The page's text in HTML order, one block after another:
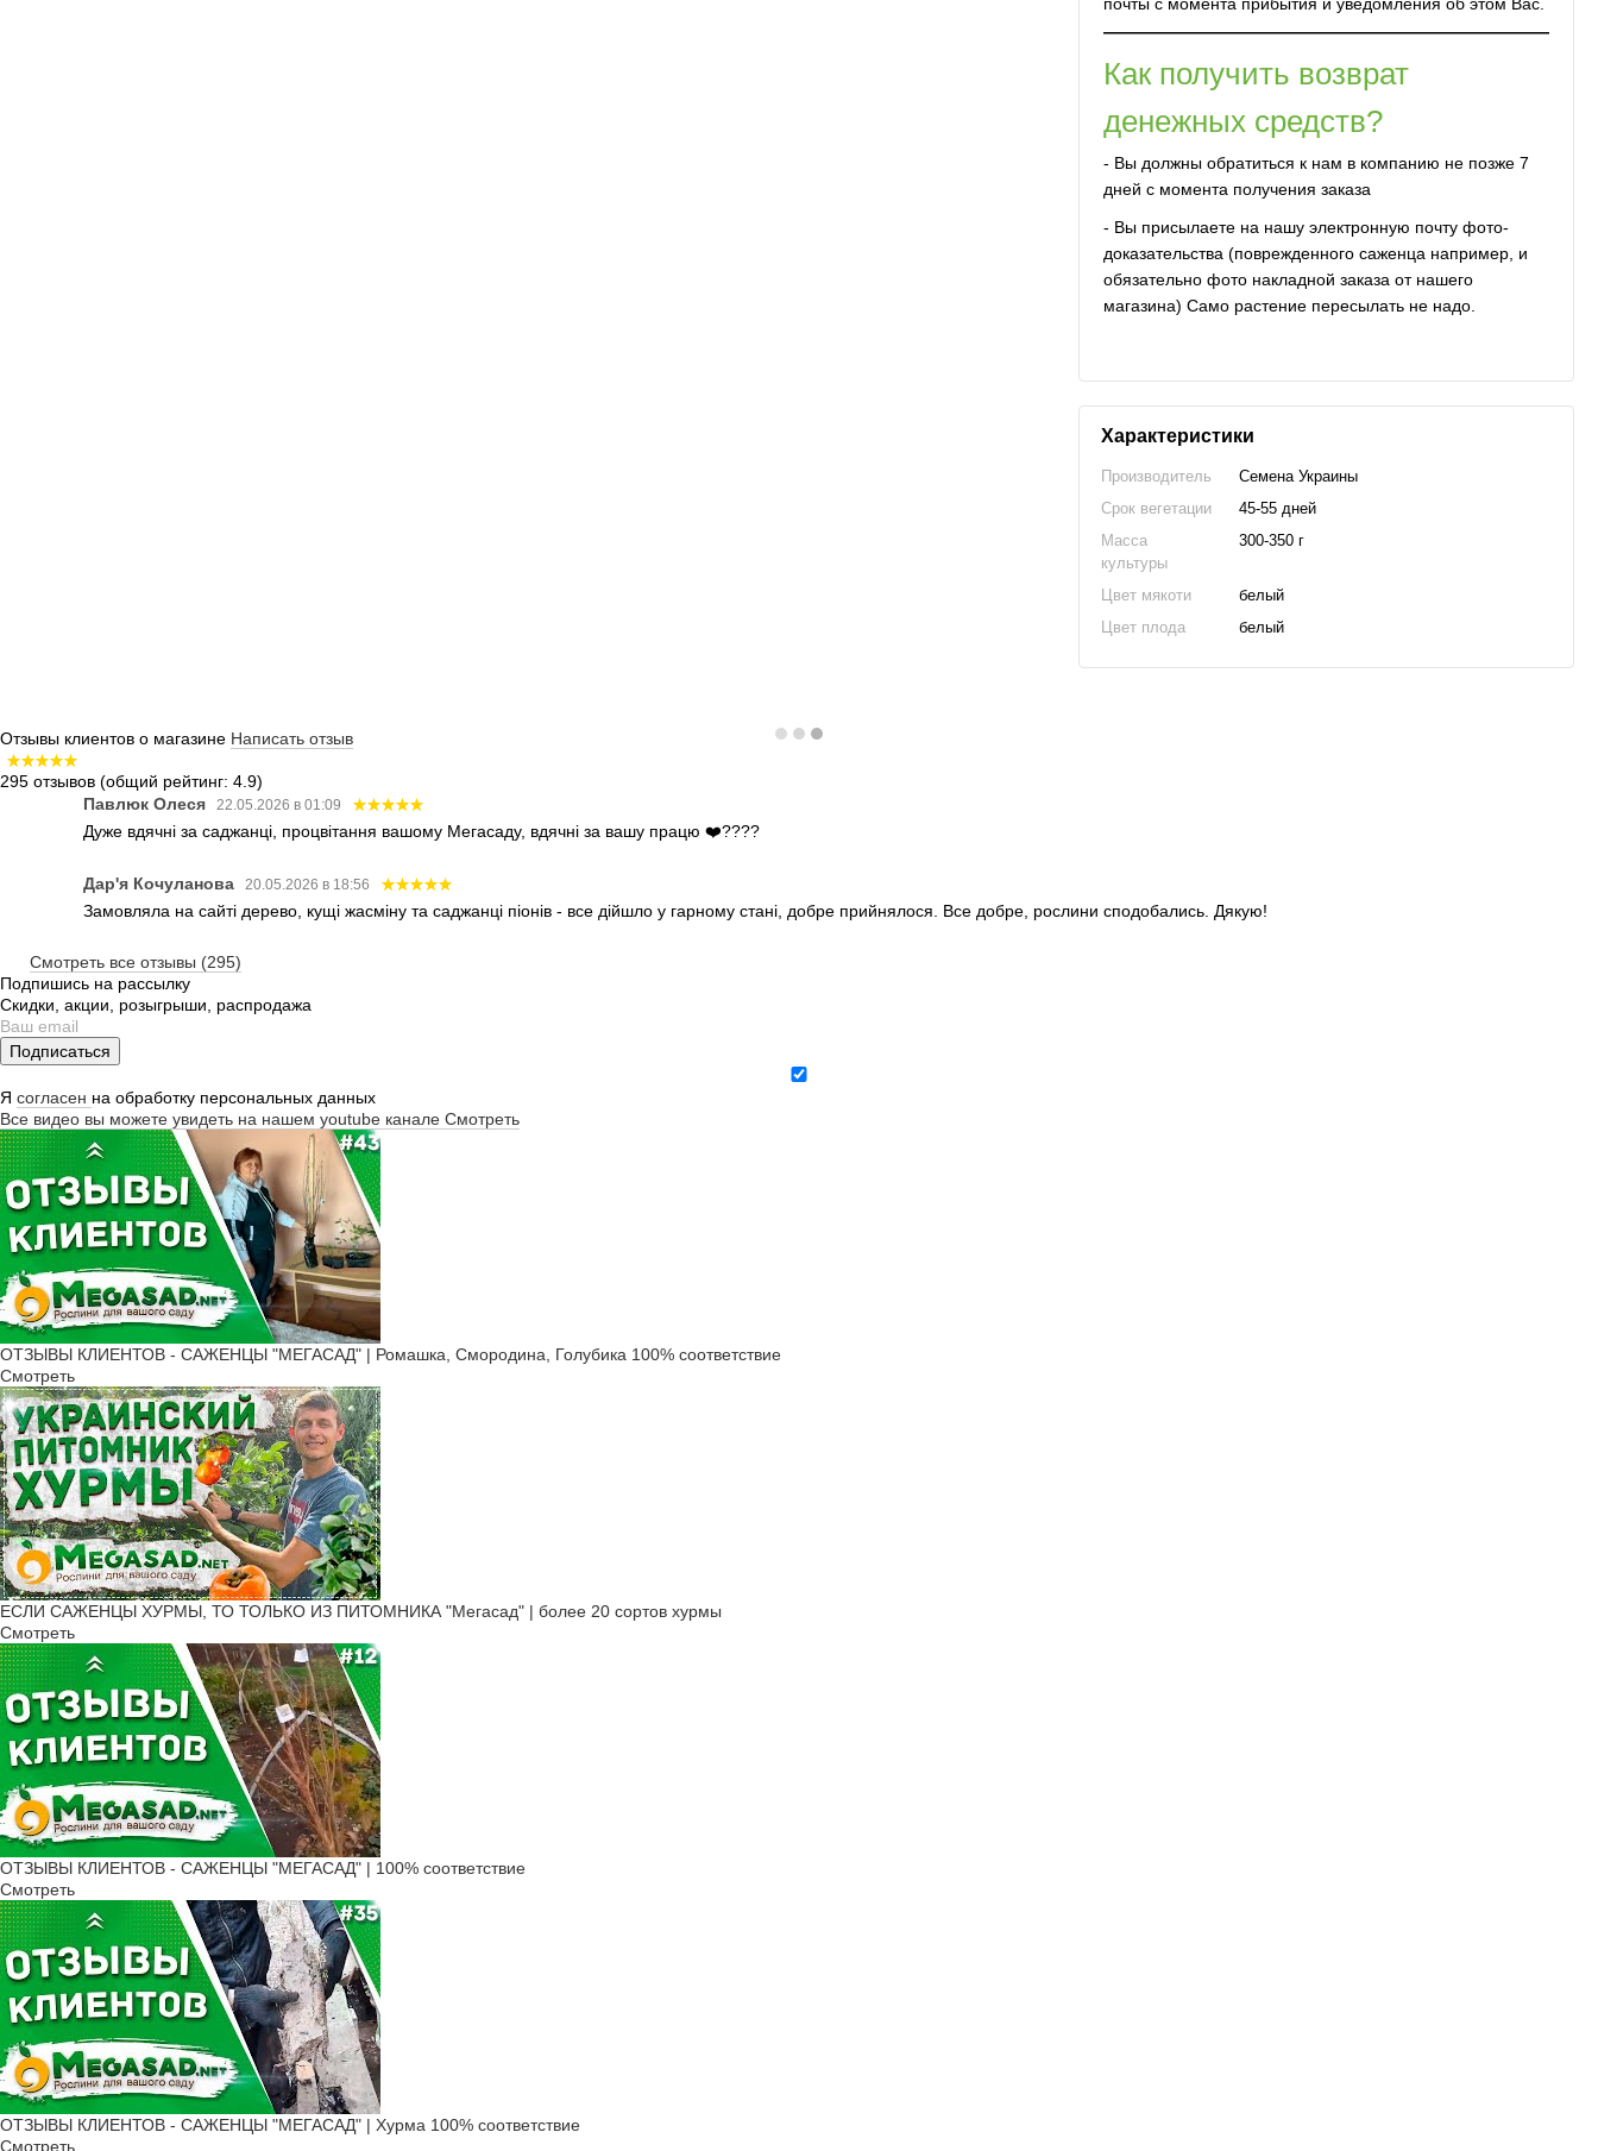
почты с момента прибытия и уведомления об этом Вас.
Как получить возврат
денежных средств?
- Вы должны обратиться к нам в компанию не позже 7
дней с момента получения заказа
- Вы присылаете на нашу электронную почту фото-
доказательства (поврежденного саженца например, и
обязательно фото накладной заказа от нашего
магазина) Само растение пересылать не надо.
Характеристики
Производитель
Семена Украины
Срок вегетации
45-55 дней
Масса
культуры
300-350 г
Цвет мякоти
белый
Цвет плода
белый
Отзывы клиентов о магазине Написать отзыв
295 отзывов (общий рейтинг: 4.9)
Павлюк Олеся
22.05.2026 в 01:09
Дуже вдячні за саджанці, процвітання вашому Мегасаду, вдячні за вашу працю ❤️????
Дар'я Кочуланова 20.05.2026 в 18:56
Замовляла на сайті дерево, кущі жасміну та саджанці піонів - все дійшло у гарному стані, добре прийнялося. Все добре, рослини сподобались. Дякую!
Смотреть все отзывы (295)
Подпишись на рассылку
Скидки, акции, розыгрыши, распродажа
Подписаться
Я согласен на обработку персональных данных
Все видео вы можете увидеть на нашем youtube канале Смотреть
ОТЗЫВЫ КЛИЕНТОВ - САЖЕНЦЫ "МЕГАСАД" | Ромашка, Смородина, Голубика 100% соответствие
Смотреть
ЕСЛИ САЖЕНЦЫ ХУРМЫ, ТО ТОЛЬКО ИЗ ПИТОМНИКА "Мегасад" | более 20 сортов хурмы
Смотреть
ОТЗЫВЫ КЛИЕНТОВ - САЖЕНЦЫ "МЕГАСАД" | 100% соответствие
Смотреть
ОТЗЫВЫ КЛИЕНТОВ - САЖЕНЦЫ "МЕГАСАД" | Хурма 100% соответствие
Смотреть